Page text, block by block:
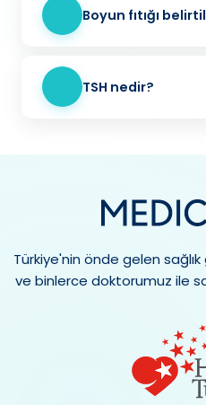
Boyun fıtığı
TSH nedir?
Türkiye'nin önde gelen
ve binlerce doktorumuz ile